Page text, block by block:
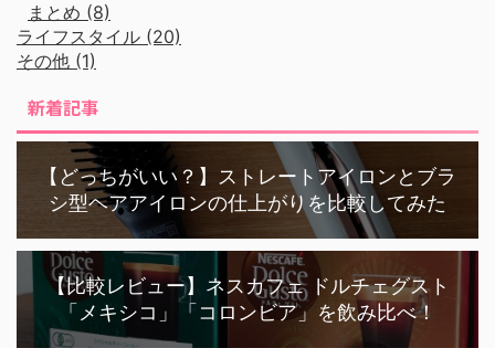
まとめ (8)
ライフスタイル (20)
その他 (1)
新着記事
【どっちがいい？】ストレートアイロンとブラ
シ型ヘアアイロンの仕上がりを比較してみた
【比較レビュー】ネスカフェ ドルチェグスト
「メキシコ」「コロンビア」を飲み比べ！